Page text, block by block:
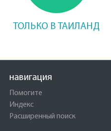
ТОЛЬКО В ТАИЛАНД
навигация
Помогите
Индекс
Расширенный поиск